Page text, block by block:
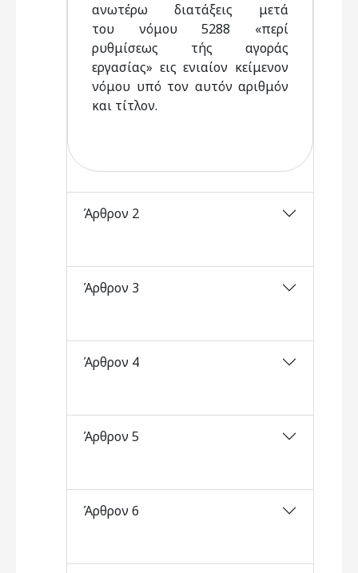
ανωτέρω διατάξεις μετά
του νόμου 5288 «περί
ρυθμίσεως τής αγοράς
εργασίας» εις ενιαίον κείμενον
νόμου υπό τον αυτόν αριθμόν
και τίτλον.
Άρθρον 2
Άρθρον 3
Άρθρον 4
Άρθρον 5
Άρθρον 6